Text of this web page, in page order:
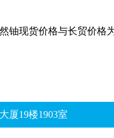
现货价格与长贸价格
厦19楼1903室